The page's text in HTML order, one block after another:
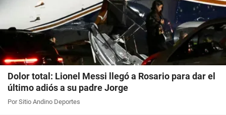
Dolor total: Lionel Messi llegó a Rosario para dar el
último adiós a su padre Jorge
Por Sitio Andino Deportes